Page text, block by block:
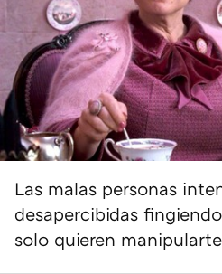
Las malas personas
desapercibidas
solo quieren manipularte